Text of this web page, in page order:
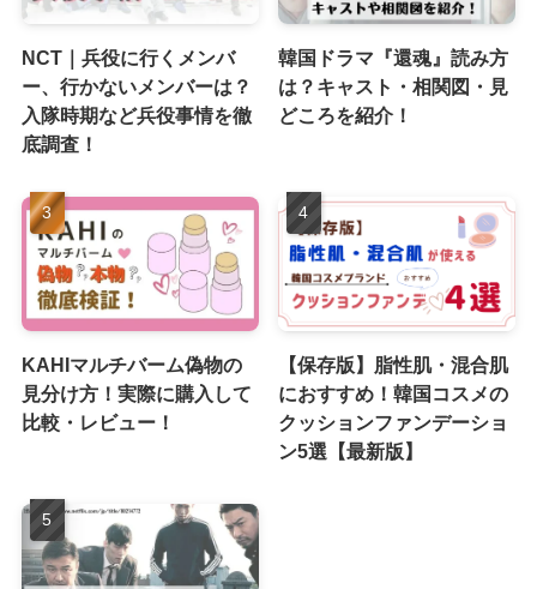
NCT｜兵役に行くメンバ
ー、行かないメンバーは？
入隊時期など兵役事情を徹
底調査！
韓国ドラマ『還魂』読み方
は？キャスト・相関図・見
どころを紹介！
KAHIマルチバーム偽物の
見分け方！実際に購入して
比較・レビュー！
【保存版】脂性肌・混合肌
におすすめ！韓国コスメの
クッションファンデーショ
ン5選【最新版】